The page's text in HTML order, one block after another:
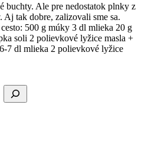
buchty. Ale pre nedostatok plnky z
tak dobre, zalizovali sme sa.
500 g múky 3 dl mlieka 20 g
soli 2 polievkové lyžice masla +
7 dl mlieka 2 polievkové lyžice